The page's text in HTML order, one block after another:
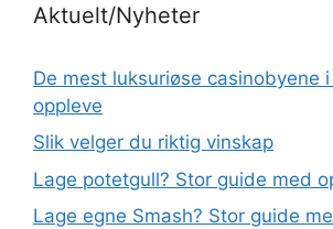
Aktuelt/Nyheter
De mest luksuriøse casinobyene
oppleve
Slik velger du riktig vinskap
Lage potetgull? Stor guide med
Lage egne Smash? Stor guide